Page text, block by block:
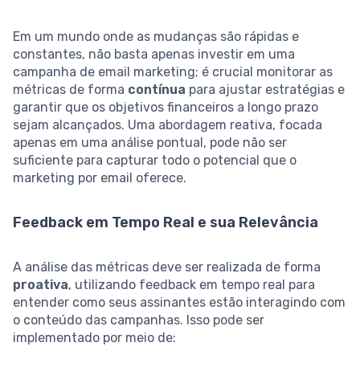
Em um mundo onde as mudanças são rápidas e
constantes, não basta apenas investir em uma
campanha de email marketing; é crucial monitorar as
métricas de forma contínua para ajustar estratégias e
garantir que os objetivos financeiros a longo prazo
sejam alcançados. Uma abordagem reativa, focada
apenas em uma análise pontual, pode não ser
suficiente para capturar todo o potencial que o
marketing por email oferece.
Feedback em Tempo Real e sua Relevância
A análise das métricas deve ser realizada de forma
proativa, utilizando feedback em tempo real para
entender como seus assinantes estão interagindo com
o conteúdo das campanhas. Isso pode ser
implementado por meio de: